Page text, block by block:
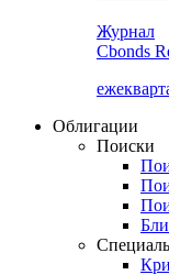
Журнал
Cbonds
Облигации
Поиски